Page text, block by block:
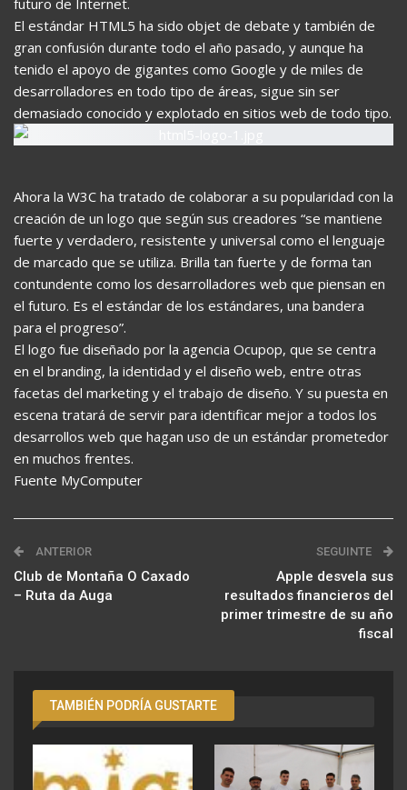
El estándar HTML5 ha sido objet de debate y también de
gran confusión durante todo el año pasado, y aunque ha
tenido el apoyo de gigantes como Google y de miles de
desarrolladores en todo tipo de áreas, sigue sin ser
demasiado conocido y explotado en sitios web de todo tipo.
Ahora la W3C ha tratado de colaborar a su popularidad con la
creación de un logo que según sus creadores “se mantiene
fuerte y verdadero, resistente y universal como el lenguaje
de marcado que se utiliza. Brilla tan fuerte y de forma tan
contundente como los desarrolladores web que piensan en
el futuro. Es el estándar de los estándares, una bandera
para el progreso”.
El logo fue diseñado por la agencia Ocupop, que se centra
en el branding, la identidad y el diseño web, entre otras
facetas del marketing y el trabajo de diseño. Y su puesta en
escena tratará de servir para identificar mejor a todos los
desarrollos web que hagan uso de un estándar prometedor
en muchos frentes.
Fuente MyComputer
ANTERIOR
Club de Montaña O Caxado
– Ruta da Auga
SEGUINTE
Apple desvela sus
resultados financieros del
primer trimestre de su año
fiscal
TAMBIÉN PODRÍA GUSTARTE